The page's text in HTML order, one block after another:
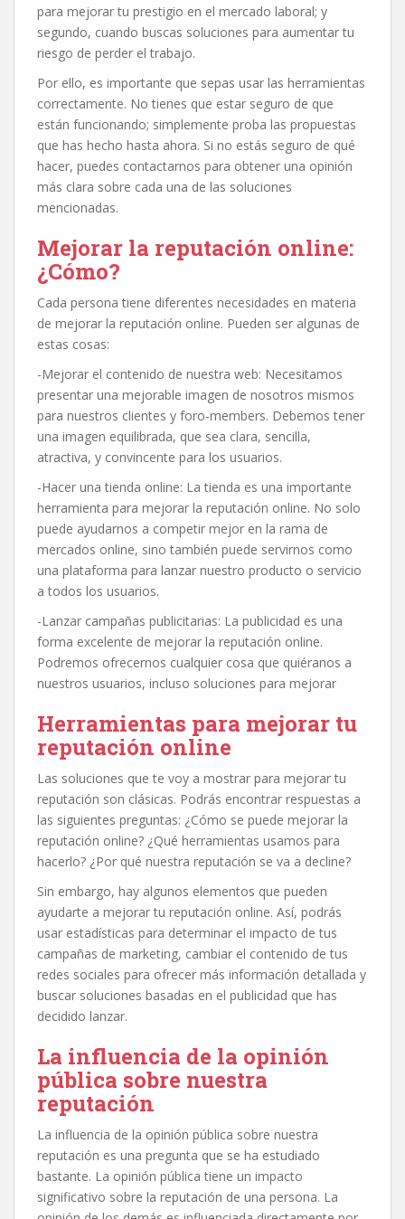
para mejorar tu prestigio en el mercado laboral; y
segundo, cuando buscas soluciones para aumentar tu
riesgo de perder el trabajo.
Por ello, es importante que sepas usar las herramientas
correctamente. No tienes que estar seguro de que
están funcionando; simplemente proba las propuestas
que has hecho hasta ahora. Si no estás seguro de qué
hacer, puedes contactarnos para obtener una opinión
más clara sobre cada una de las soluciones
mencionadas.
Mejorar la reputación online:
¿Cómo?
Cada persona tiene diferentes necesidades en materia
de mejorar la reputación online. Pueden ser algunas de
estas cosas:
-Mejorar el contenido de nuestra web: Necesitamos
presentar una mejorable imagen de nosotros mismos
para nuestros clientes y foro-members. Debemos tener
una imagen equilibrada, que sea clara, sencilla,
atractiva, y convincente para los usuarios.
-Hacer una tienda online: La tienda es una importante
herramienta para mejorar la reputación online. No solo
puede ayudarnos a competir mejor en la rama de
mercados online, sino también puede servirnos como
una plataforma para lanzar nuestro producto o servicio
a todos los usuarios.
-Lanzar campañas publicitarias: La publicidad es una
forma excelente de mejorar la reputación online.
Podremos ofrecernos cualquier cosa que quiéranos a
nuestros usuarios, incluso soluciones para mejorar
Herramientas para mejorar tu
reputación online
Las soluciones que te voy a mostrar para mejorar tu
reputación son clásicas. Podrás encontrar respuestas a
las siguientes preguntas: ¿Cómo se puede mejorar la
reputación online? ¿Qué herramientas usamos para
hacerlo? ¿Por qué nuestra reputación se va a decline?
Sin embargo, hay algunos elementos que pueden
ayudarte a mejorar tu reputación online. Así, podrás
usar estadísticas para determinar el impacto de tus
campañas de marketing, cambiar el contenido de tus
redes sociales para ofrecer más información detallada y
buscar soluciones basadas en el publicidad que has
decidido lanzar.
La influencia de la opinión
pública sobre nuestra
reputación
La influencia de la opinión pública sobre nuestra
reputación es una pregunta que se ha estudiado
bastante. La opinión pública tiene un impacto
significativo sobre la reputación de una persona. La